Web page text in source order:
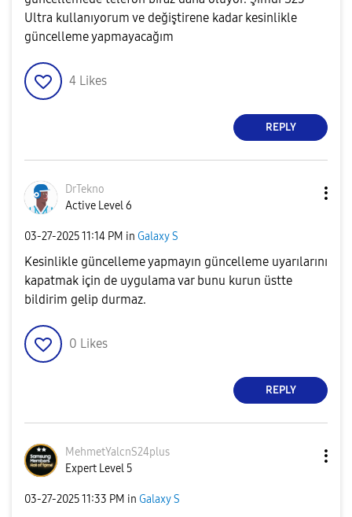
Ultra kullanıyorum ve değiştirene kadar kesinlikle
güncelleme yapmayacağım
4 Likes
REPLY
DrTekno
Active Level 6
‎03-27-202511:14 PM in Galaxy S
Kesinlikle güncelleme yapmayın güncelleme uyarılarını
kapatmak için de uygulama var bunu kurun üstte
bildirim gelip durmaz.
0 Likes
REPLY
MehmetYalcnS24plus
Expert Level 5
‎03-27-202511:33 PM in Galaxy S